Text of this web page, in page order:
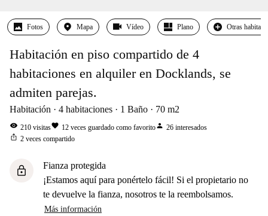
Fotos Mapa Vídeo Plano Otras
Habitación en piso compartido de 4
habitaciones en alquiler en Docklands, se
admiten parejas.
Habitación 4 habitaciones 1 Baño 70 m2
visibility 210 visitasfavorite 12 veces guardado como favoritoperson 26 interesados
ios_share 2 veces compartido
lock
Fianza protegida
¡Estamos aquí para ponértelo fácil! Si el propietario no
te devuelve la fianza, nosotros te la reembolsamos.
Más información